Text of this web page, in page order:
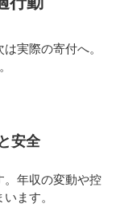
実際の寄付へ。
安全
。年収の変動や控
ます。